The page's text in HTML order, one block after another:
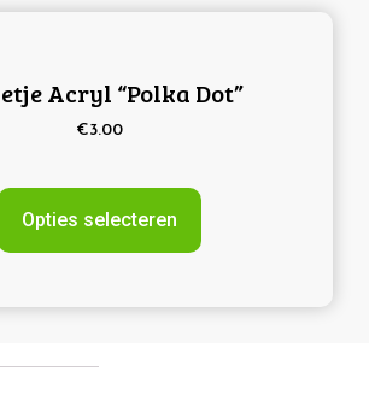
Acryl “Polka Dot”
€3.00
Opties selecteren